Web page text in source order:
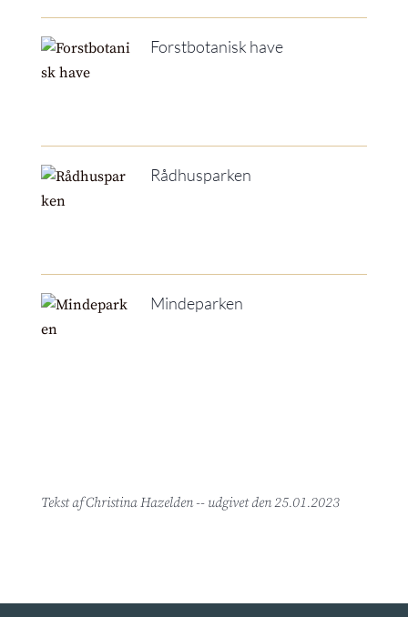
Forstbotanisk have
Rådhusparken
Mindeparken
Tekst af Christina Hazelden -- udgivet den 25.01.2023